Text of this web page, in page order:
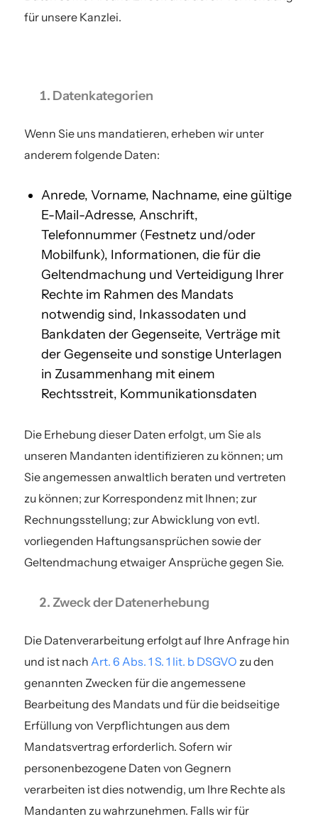
für unsere Kanzlei.
Datenkategorien
Wenn Sie uns mandatieren, erheben wir unter
anderem folgende Daten:
Anrede, Vorname, Nachname, eine gültige
E-Mail-Adresse, Anschrift,
Telefonnummer (Festnetz und/oder
Mobilfunk), Informationen, die für die
Geltendmachung und Verteidigung Ihrer
Rechte im Rahmen des Mandats
notwendig sind, Inkassodaten und
Bankdaten der Gegenseite, Verträge mit
der Gegenseite und sonstige Unterlagen
in Zusammenhang mit einem
Rechtsstreit, Kommunikationsdaten
Die Erhebung dieser Daten erfolgt, um Sie als
unseren Mandanten identifizieren zu können; um
Sie angemessen anwaltlich beraten und vertreten
zu können; zur Korrespondenz mit Ihnen; zur
Rechnungsstellung; zur Abwicklung von evtl.
vorliegenden Haftungsansprüchen sowie der
Geltendmachung etwaiger Ansprüche gegen Sie.
Zweck der Datenerhebung
Die Datenverarbeitung erfolgt auf Ihre Anfrage hin
und ist nachArt. 6 Abs. 1 S. 1 lit. b DSGVO zu den
genannten Zwecken für die angemessene
Bearbeitung des Mandats und für die beidseitige
Erfüllung von Verpflichtungen aus dem
Mandatsvertrag erforderlich. Sofern wir
personenbezogene Daten von Gegnern
verarbeiten ist dies notwendig, um Ihre Rechte als
Mandanten zu wahrzunehmen. Falls wir für